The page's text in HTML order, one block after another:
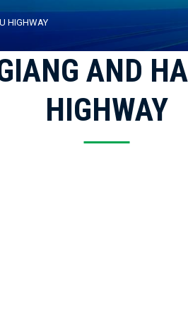
HIGHWAY
AND
HIGHWAY